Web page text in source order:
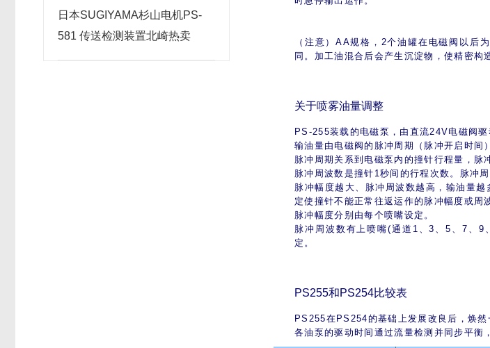
日本SUGIYAMA杉山电机PS-
581 传送检测装置北崎热卖
（注意）AA规格，2个油罐在电磁阀以后
同。加工油混合后会产生沉淀物，使精密构
关于喷雾油量调整
PS-255装载的电磁泵，由直流24V电磁阀驱
输油量由电磁阀的脉冲周期（脉冲开启时间
脉冲周期关系到电磁泵内的撞针行程量，脉
脉冲周波数是撞针1秒间的行程次数。脉冲
脉冲幅度越大、脉冲周波数越高，输油量
定使撞针不能正常往返运作的脉冲幅度或周
脉冲幅度分别由每个喷嘴设定。
脉冲周波数有上喷嘴(通道1、3、5、7、
定。
PS255和PS254比较表
PS255在PS254的基础上发展改良后，焕然
各油泵的驱动时间通过流量检测并同步平衡